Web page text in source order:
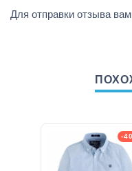
Для отправки отзыва
-